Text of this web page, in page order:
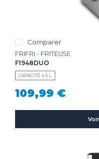
Comparer
FRIFRI - FRITEUSE
F1948DUO
CAPACITÉ 4.5 L.
109,99 €